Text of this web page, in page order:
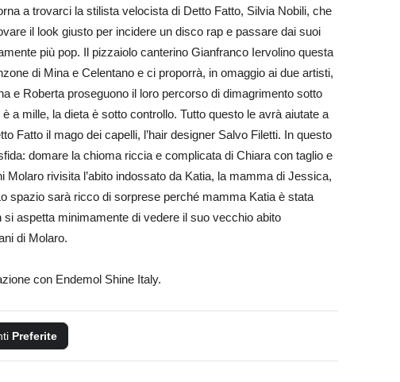
a trovarci la stilista velocista di Detto Fatto, Silvia Nobili, che
il look giusto per incidere un disco rap e passare dai suoi
più pop. Il pizzaiolo canterino Gianfranco Iervolino questa
di Mina e Celentano e ci proporrà, in omaggio ai due artisti,
e Roberta proseguono il loro percorso di dimagrimento sotto
è a mille, la dieta è sotto controllo. Tutto questo le avrà aiutate a
Fatto il mago dei capelli, l’hair designer Salvo Filetti. In questo
domare la chioma riccia e complicata di Chiara con taglio e
rivisita l’abito indossato da Katia, la mamma di Jessica,
spazio sarà ricco di sorprese perché mamma Katia è stata
aspetta minimamente di vedere il suo vecchio abito
di Molaro.
con Endemol Shine Italy.
Preferite